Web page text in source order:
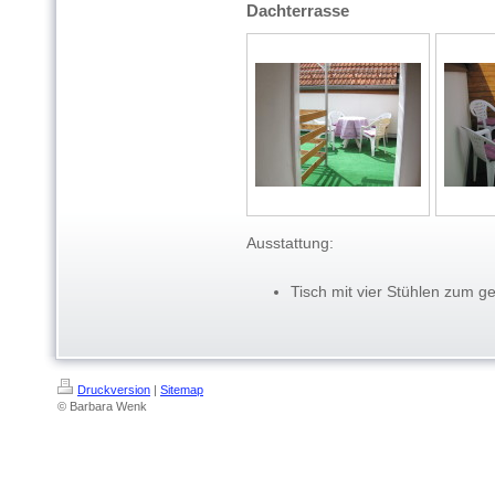
Dachterrasse
Ausstattung:
Tisch mit vier Stühlen zum
Druckversion | Sitemap
© Barbara Wenk